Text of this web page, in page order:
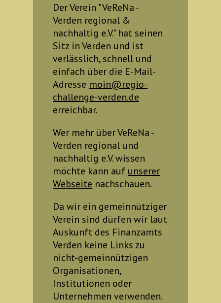
Der Verein "VeReNa -
Verden regional &
nachhaltig e.V." hat seinen
Sitz in Verden und ist
verlässlich, schnell und
einfach über die E-Mail-
Adresse moin@regio-
challenge-verden.de
erreichbar.
Wer mehr über VeReNa -
Verden regional und
nachhaltig e.V. wissen
möchte kann auf unserer
Webseite nachschauen.
Da wir ein gemeinnütziger
Verein sind dürfen wir laut
Auskunft des Finanzamts
Verden keine Links zu
nicht-gemeinnützigen
Organisationen,
Institutionen oder
Unternehmen verwenden.